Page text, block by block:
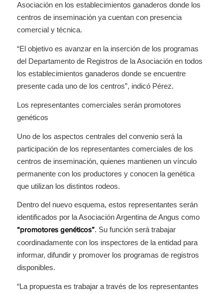
Asociación en los establecimientos ganaderos donde los
centros de inseminación ya cuentan con presencia
comercial y técnica.
“El objetivo es avanzar en la inserción de los programas
del Departamento de Registros de la Asociación en todos
los establecimientos ganaderos donde se encuentre
presente cada uno de los centros”, indicó Pérez.
Los representantes comerciales serán promotores
genéticos
Uno de los aspectos centrales del convenio será la
participación de los representantes comerciales de los
centros de inseminación, quienes mantienen un vínculo
permanente con los productores y conocen la genética
que utilizan los distintos rodeos.
Dentro del nuevo esquema, estos representantes serán
identificados por la Asociación Argentina de Angus como
“promotores genéticos”. Su función será trabajar
coordinadamente con los inspectores de la entidad para
informar, difundir y promover los programas de registros
disponibles.
“La propuesta es trabajar a través de los representantes